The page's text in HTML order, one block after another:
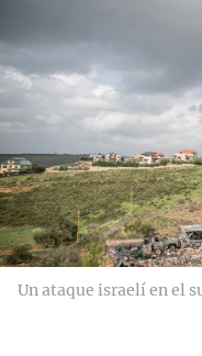
Un ataque israelí en el